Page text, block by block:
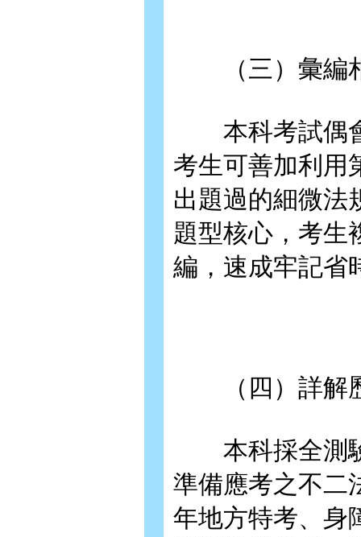
（三）彙編相
本科考試偶會
考生可善加利用
出題過的細微法
題型核心，考生
編，速成牢記省
（四）詳解歷
本科採全測驗
準備應考之不二
年地方特考、身